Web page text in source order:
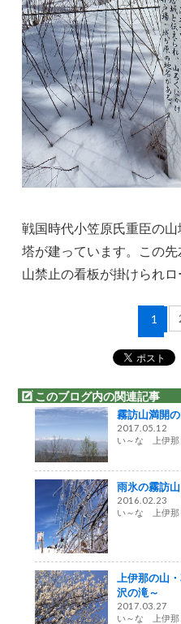
戦国時代小笠原氏重臣の
塔が建っています。この
山禁止の看板が掛けられロ
1
このブログ内の関連記事
霧訪山満開
2017.05.12
い～な 上伊那
雨氷の霧訪山
2016.02.23
い～な 上伊那
上伊那の山
沢の滝～
2017.03.27
い～な 上伊那